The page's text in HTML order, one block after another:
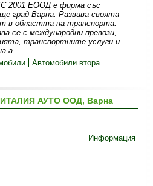
2001 ЕООД е фирма със
град Варна. Развива своята
в областта на транспорта.
се с международни превози,
транспортните услуги и
а
Автомобили втора
ИТАЛИЯ АУТО ООД, Варна
Информация